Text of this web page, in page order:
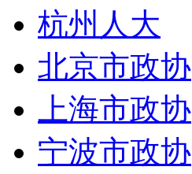
杭州人大
北京市政协
上海市政协
宁波市政协